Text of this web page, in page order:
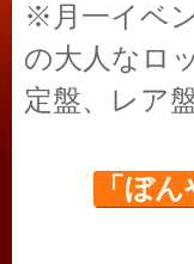
※月一イベ
の大人なロ
定盤、レア
「ぼ